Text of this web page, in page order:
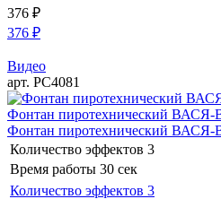
376 ₽
376 ₽
Видео
арт. РС4081
Фонтан пиротехнический
Фонтан пиротехнический
Количество эффектов 3
Время работы 30 сек
Количество эффектов 3